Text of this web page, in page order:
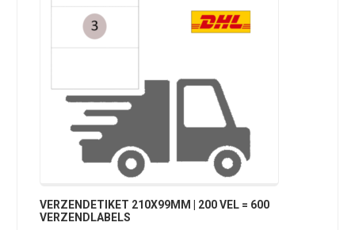
VERZENDETIKET 210X99MM | 200 VEL = 600
VERZENDLABELS